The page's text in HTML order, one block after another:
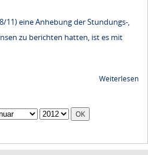
11) eine Anhebung der Stundungs-,
zu berichten hatten, ist es mit
Weiterlesen